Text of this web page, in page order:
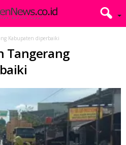
Kabupaten diperbaiki
Tangerang